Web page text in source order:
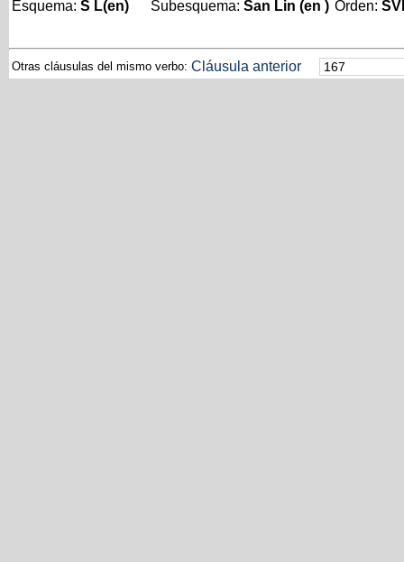
Esquema: S L(en) Subesquema: San Lin (en ) Orden:
Otras cláusulas del mismo verbo: Cláusula anterior